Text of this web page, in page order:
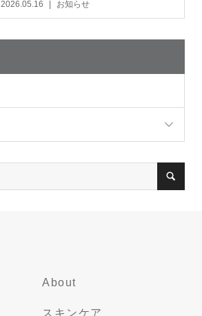
2026.05.16 お知らせ
About
スキンケア